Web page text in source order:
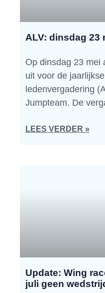
ALV: dinsdag 23
Op dinsdag 23 mei
uit voor de
ledenvergadering
Jumpteam. De
LEES VERDER »
Update: Wing
juli geen